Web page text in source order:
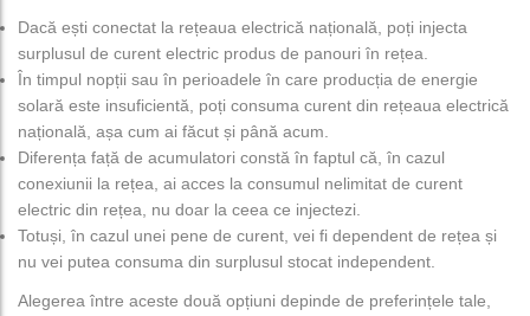
Dacă ești conectat la rețeaua electrică națională, poți injecta
surplusul de curent electric produs de panouri în rețea.
În timpul nopții sau în perioadele în care producția de energie
solară este insuficientă, poți consuma curent din rețeaua electrică
națională, așa cum ai făcut și până acum.
Diferența față de acumulatori constă în faptul că, în cazul
conexiunii la rețea, ai acces la consumul nelimitat de curent
electric din rețea, nu doar la ceea ce injectezi.
Totuși, în cazul unei pene de curent, vei fi dependent de rețea și
nu vei putea consuma din surplusul stocat independent.
Alegerea între aceste două opțiuni depinde de preferințele tale,